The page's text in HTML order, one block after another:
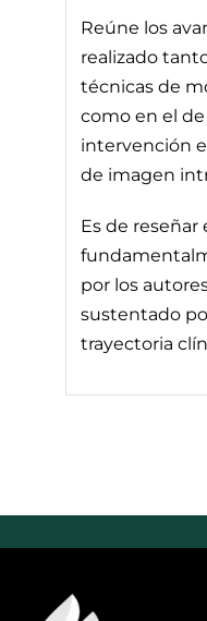
Reúne los
realizado
técnicas de
como en el
intervención
de imagen
Es de reseñar
por los
sustentado
trayectoria